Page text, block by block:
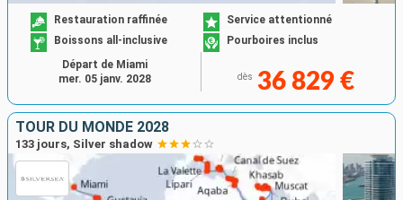
Restauration raffinée
Service attentionné
Boissons all-inclusive
Pourboires inclus
dès 36 829 €
Départ de Miami
mer. 05 janv. 2028
TOUR DU MONDE 2028
133 jours, Silver shadow